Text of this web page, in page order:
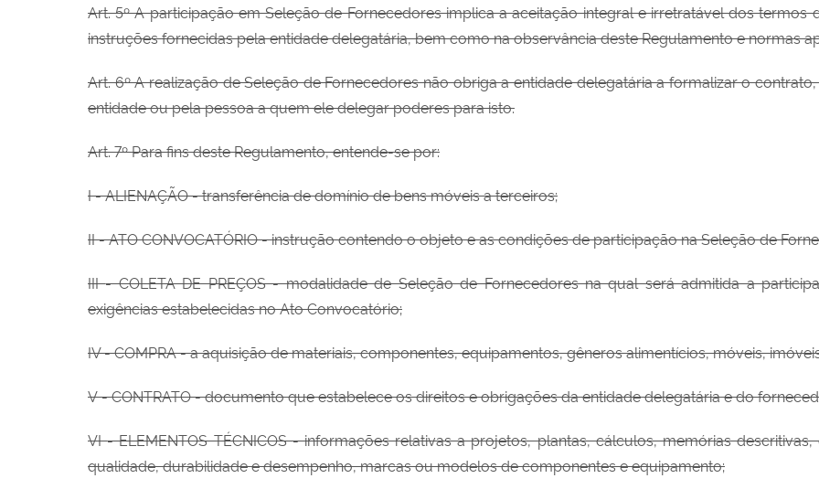
Art. 5º A participação em Seleção de Fornecedores implica a aceitação integral e irretratável dos
instruções fornecidas pela entidade delegatária, bem como na observância deste Regulamento e normas
Art. 6º A realização de Seleção de Fornecedores não obriga a entidade delegatária a formalizar o
entidade ou pela pessoa a quem ele delegar poderes para isto.
Art. 7º Para fins deste Regulamento, entende-se por:
I- ALIENAÇÃO - transferência de domínio de bens móveis a terceiros;
II- ATO CONVOCATÓRIO - instrução contendo o objeto e as condições de participação na Seleção de
III- COLETA DE PREÇOS - modalidade de Seleção de Fornecedores na qual será admitida a
exigências estabelecidas no Ato Convocatório;
IV -COMPRA - a aquisição de materiais, componentes, equipamentos, gêneros alimentícios, móveis,
V- CONTRATO - documento que estabelece os direitos e obrigações da entidade delegatária e do
VI- ELEMENTOS TÉCNICOS - informações relativas a projetos, plantas, cálculos, memórias
qualidade, durabilidade e desempenho, marcas ou modelos de componentes e equipamento;